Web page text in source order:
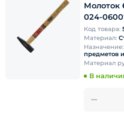
Молоток
024-
Код товара:
Материал:
Назначение:
предметов
Материал
В